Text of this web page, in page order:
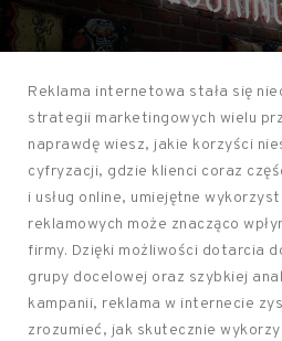
Reklama internetowa stała się
strategii marketingowych wielu
naprawdę wiesz, jakie korzyści
cyfryzacji, gdzie klienci coraz
i usług online, umiejętne
reklamowych może znacząco
firmy. Dzięki możliwości dotarcia
grupy docelowej oraz szybkiej
kampanii, reklama w internecie
zrozumieć, jak skutecznie